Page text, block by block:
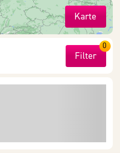
Karte
Filter
0